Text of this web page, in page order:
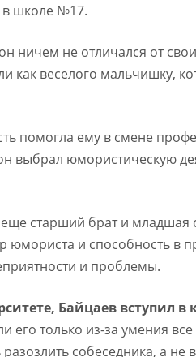
в школе №17.
ничем не отличался от
как веселого мальчишку,
помогла ему в смене
выбрал юмористическую
старший брат и младшая
юмориста и способность в
и проблемы.
Байцаев вступил
его только из-за умения
собеседника, а не